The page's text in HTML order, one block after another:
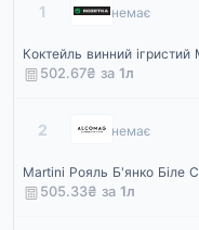
1 Rozetka
немає
502.67₴ за 1л
2 Alcomag
немає
Martini Рояль Б'янко Біле
505.33₴ за 1л